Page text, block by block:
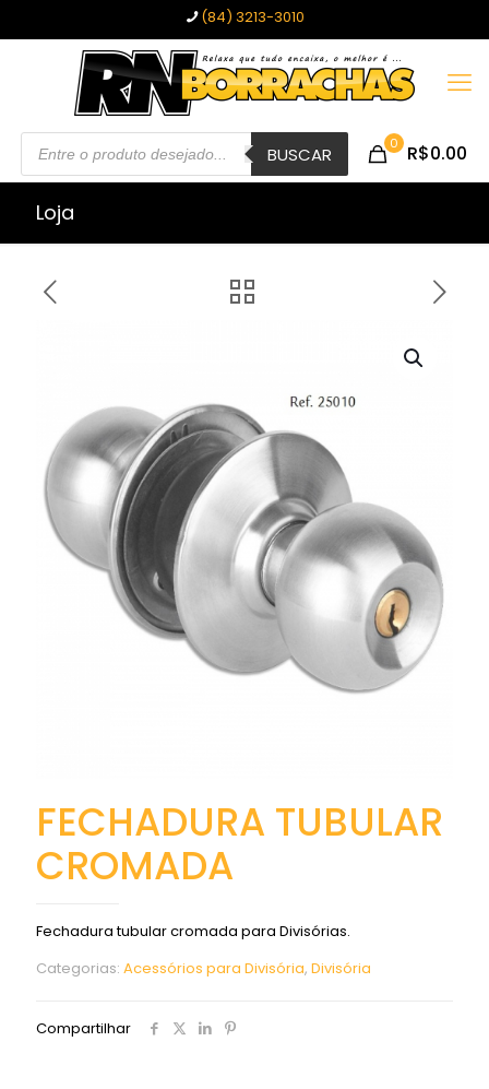
(84) 3213-3010
Pesquisar
produtos BUSCAR 0 R$0.00
Loja
FECHADURA TUBULAR
CROMADA
Fechadura tubular cromada para Divisórias.
Categorias: Acessórios para Divisória, Divisória
Compartilhar